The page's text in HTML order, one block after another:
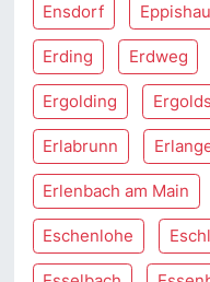
Ensdorf
Erding Erdweg
Ergolding
Erlabrunn
Erlenbach am Main
Eschenlohe